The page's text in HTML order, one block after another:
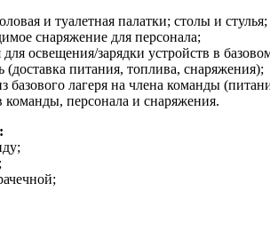
и туалетная палатки; столы и стулья;
снаряжение для персонала;
для освещения/зарядки устройств в
питания, топлива, снаряжения);
лагеря на члена команды
команды, персонала и снаряжения.